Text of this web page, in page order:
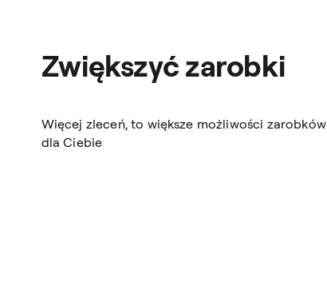
Zwiększyć zarobki
Więcej zleceń, to większe możliwości zarobków
dla Ciebie